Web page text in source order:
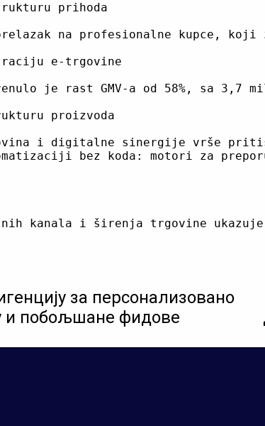
prihoda
na profesionalne kupce,
e-trgovine
je rast GMV-a od 58%, sa 3,7
proizvoda
i digitalne sinergije vrše
bez koda: motori za
за персонализовано
и побољшане фидове